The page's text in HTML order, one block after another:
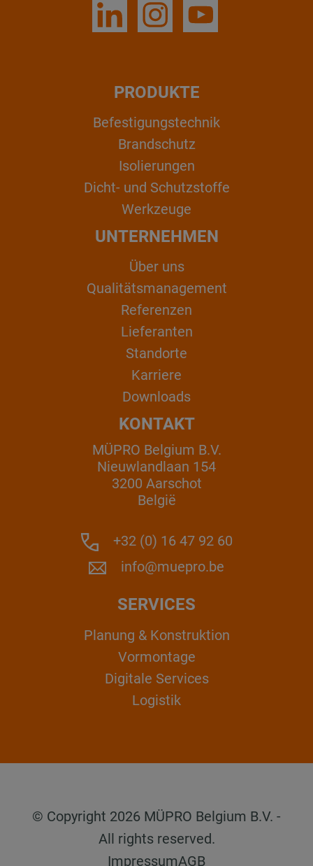
PRODUKTE
Befestigungstechnik
Brandschutz
Isolierungen
Dicht- und Schutzstoffe
Werkzeuge
UNTERNEHMEN
Über uns
Qualitätsmanagement
Referenzen
Lieferanten
Standorte
Karriere
Downloads
KONTAKT
MÜPRO Belgium B.V.
Nieuwlandlaan 154
3200 Aarschot
België
+32 (0) 16 47 92 60
info@muepro.be
SERVICES
Planung & Konstruktion
Vormontage
Digitale Services
Logistik
© Copyright 2026 MÜPRO Belgium B.V. -
All rights reserved.
ImpressumAGB